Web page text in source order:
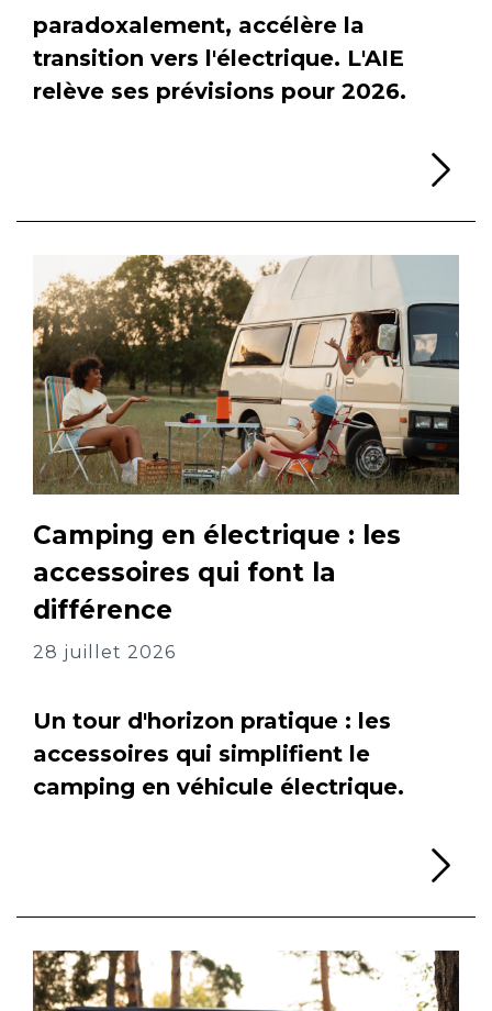
paradoxalement, accélère la
transition vers l'électrique. L'AIE
relève ses prévisions pour 2026.
Camping en électrique : les
accessoires qui font la
différence
28 juillet 2026
Un tour d'horizon pratique : les
accessoires qui simplifient le
camping en véhicule électrique.